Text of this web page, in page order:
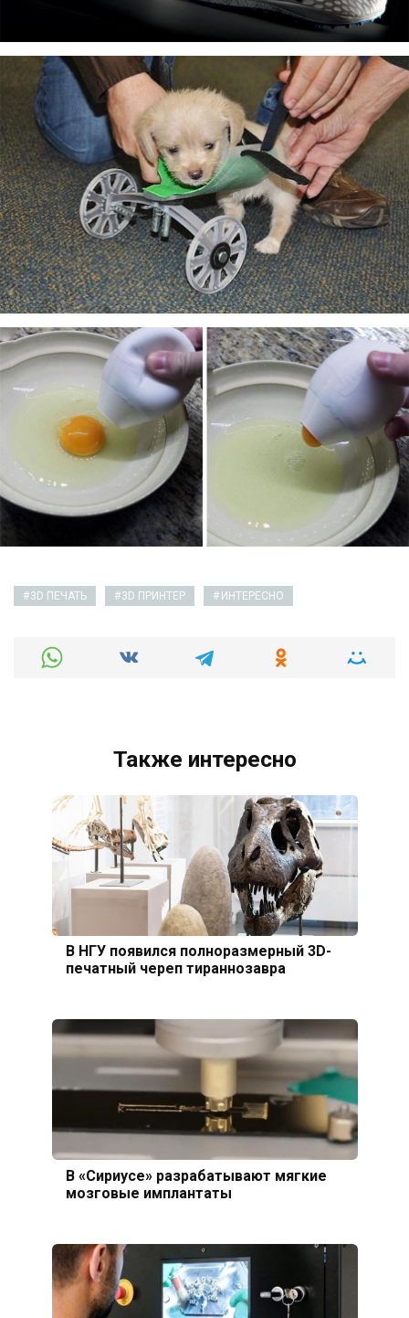
3D ПЕЧАТЬ 3D ПРИНТЕР ИНТЕРЕСНО
Также интересно
В НГУ появился полноразмерный 3D-
печатный череп тираннозавра
В «Сириусе» разрабатывают мягкие
мозговые имплантаты